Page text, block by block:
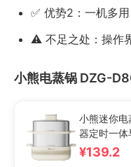
✅ 优势2：一机多
⚠️ 不足之处：操作
小熊电蒸锅 DZG-
小熊迷你电
器定时一体
¥139.2